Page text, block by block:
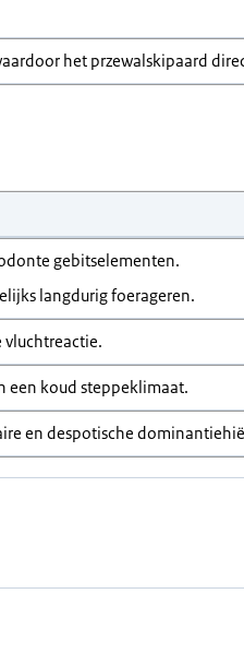
het przewalskipaard
gebitselementen.
langdurig foerageren.
vluchtreactie.
een koud steppeklimaat.
en despotische